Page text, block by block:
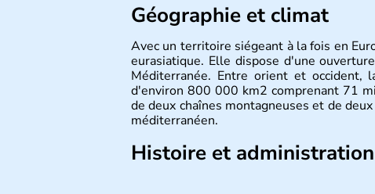
Géographie et climat
Avec un territoire siégeant à la fois en
eurasiatique. Elle dispose d'une
Méditerranée. Entre orient et occident,
d'environ 800 000 km2 comprenant 71
de deux chaînes montagneuses et de
méditerranéen.
Histoire et administration